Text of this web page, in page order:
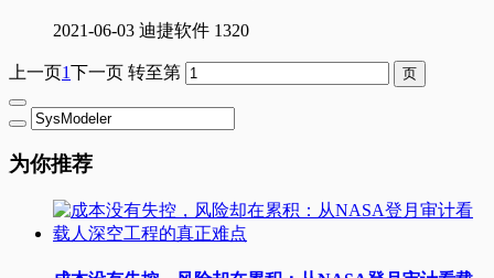
2021-06-03 迪捷软件 1320
上一页1下一页 转至第
为你推荐